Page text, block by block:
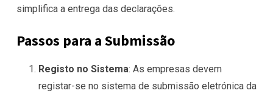
simplifica a entrega das declarações.
Passos para a Submissão
Registo no Sistema: As empresas devem
registar-se no sistema de submissão eletrónica da